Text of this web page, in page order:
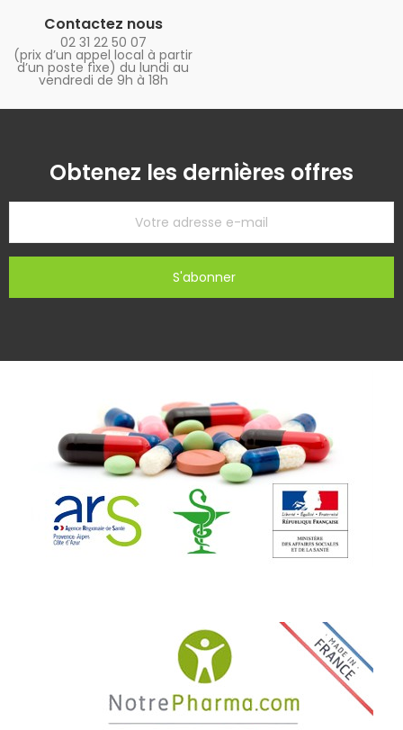
Contactez nous
02 31 22 50 07
(prix d’un appel local à partir
d’un poste fixe) du lundi au
vendredi de 9h à 18h
Obtenez les dernières offres
S'abonner